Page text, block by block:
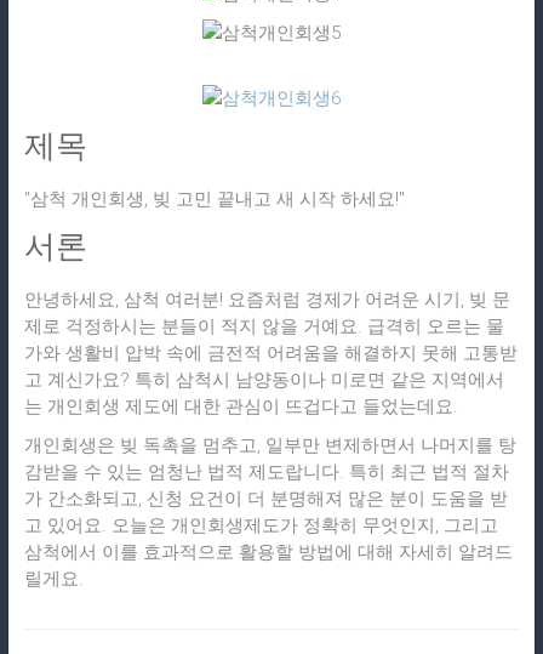
제목
"삼척 개인회생, 빚 고민 끝내고 새 시작 하세요!"
서론
안녕하세요, 삼척 여러분! 요즘처럼 경제가 어려운 시기, 빚 문
제로 걱정하시는 분들이 적지 않을 거예요. 급격히 오르는 물
가와 생활비 압박 속에 금전적 어려움을 해결하지 못해 고통받
고 계신가요? 특히 삼척시 남양동이나 미로면 같은 지역에서
는 개인회생 제도에 대한 관심이 뜨겁다고 들었는데요.
개인회생은 빚 독촉을 멈추고, 일부만 변제하면서 나머지를 탕
감받을 수 있는 엄청난 법적 제도랍니다. 특히 최근 법적 절차
가 간소화되고, 신청 요건이 더 분명해져 많은 분이 도움을 받
고 있어요. 오늘은 개인회생제도가 정확히 무엇인지, 그리고
삼척에서 이를 효과적으로 활용할 방법에 대해 자세히 알려드
릴게요.